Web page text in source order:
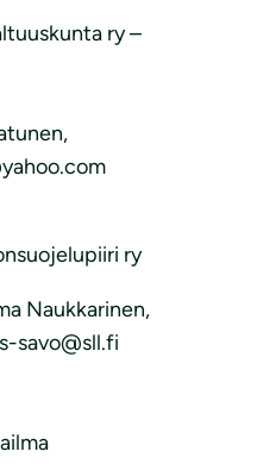
ry –
ry
Naukkarinen,
savo@sll.fi